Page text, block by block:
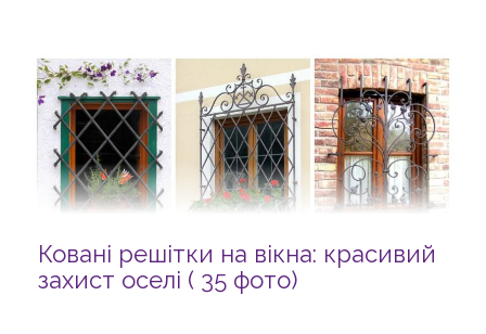
Ковані решітки на вікна: красивий
захист оселі ( 35 фото)